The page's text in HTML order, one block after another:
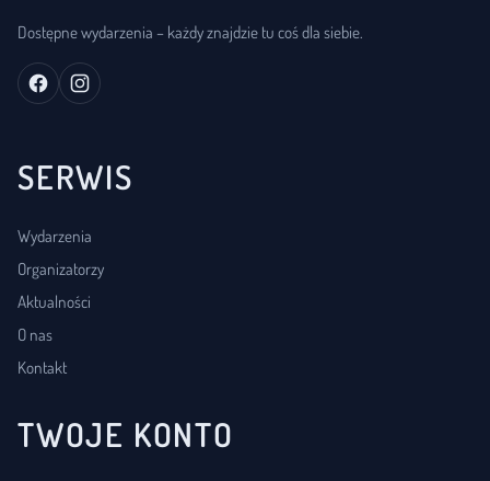
Dostępne wydarzenia – każdy znajdzie tu coś dla siebie.
SERWIS
Wydarzenia
Organizatorzy
Aktualności
O nas
Kontakt
TWOJE KONTO